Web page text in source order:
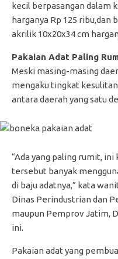
kecil berpasangan dalam
harganya Rp 125 ribu,dan
akrilik 10x20x34 cm
Pakaian Adat Paling
Meski masing-masing
mengaku tingkat
antara daerah yang satu
“Ada yang paling rumit,
tersebut banyak
di baju adatnya,” kata
Dinas Perindustrian dan
maupun Pemprov Jatim,
ini.
Pakaian adat yang